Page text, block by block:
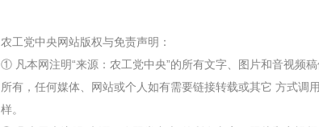
农工党中央网站版权与免责声明：
① 凡本网注明“来源：农工党中央”的所有文字、图片和音视频
所有，任何媒体、网站或个人如有需要链接转载或其它 方式调
样。